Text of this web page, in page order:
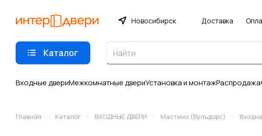
Новосибирск Доставка
Каталог
Входные двериМежкомнатные двериУстановка и монтажРаспродажа
Главная – Каталог – ВХОДНЫЕ ДВЕРИ – Мастино (Бульдорс) –